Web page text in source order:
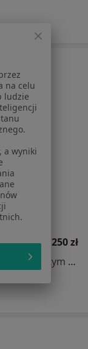
250 zł
Specjalista nie oferuje umawiania online pod tym adresem.
na celu
ludzie
a wyniki